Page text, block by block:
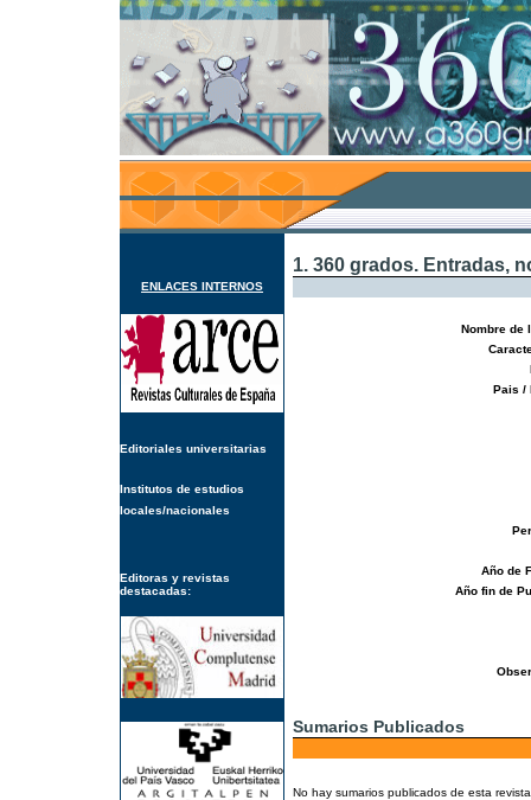
ENLACES INTERNOS
Editoriales universitarias
Institutos de estudios
locales/nacionales
Editoras y revistas
destacadas:
1. 360 grados. Entradas,
Nombre de
Pais /
Año de
Año fin de
Sumarios Publicados
No hay sumarios publicados de esta revista